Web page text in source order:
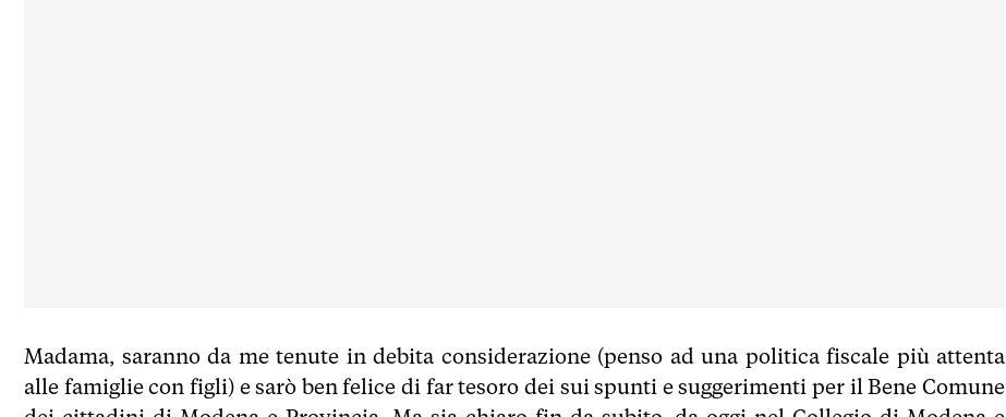
Madama, saranno da me tenute in debita considerazione (penso ad una politica fiscale più attenta
alle famiglie con figli) e sarò ben felice di far tesoro dei sui spunti e suggerimenti per il Bene Comune